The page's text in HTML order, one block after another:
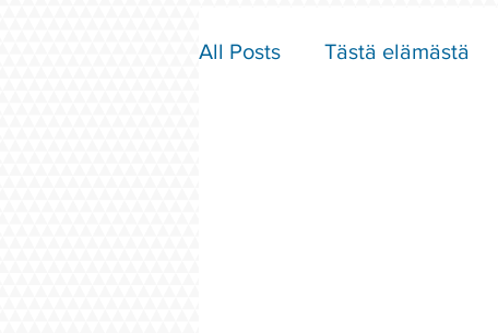
All Posts Tästä elämästä